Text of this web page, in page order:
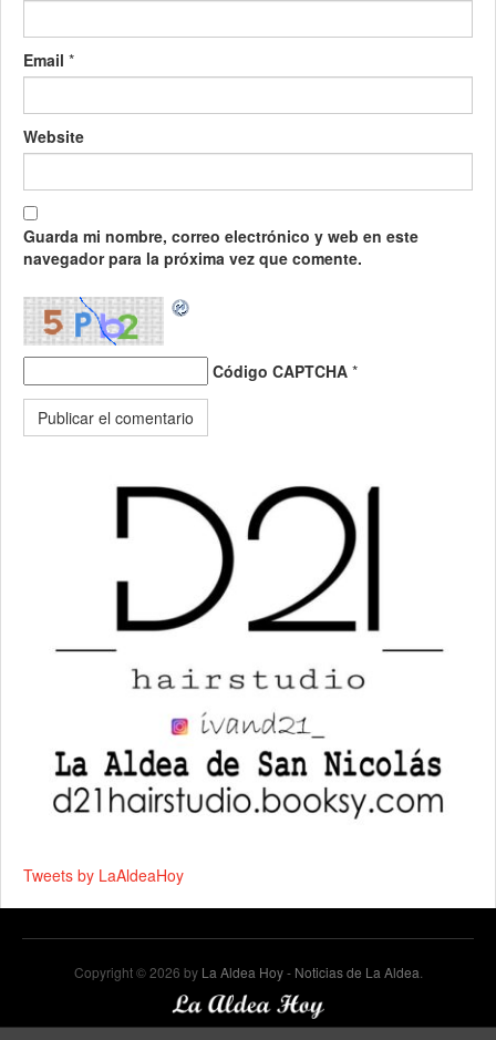
Email *
Website
Guarda mi nombre, correo electrónico y web en este
navegador para la próxima vez que comente.
Código CAPTCHA *
Tweets by LaAldeaHoy
Copyright © 2026 by La Aldea Hoy - Noticias de La Aldea